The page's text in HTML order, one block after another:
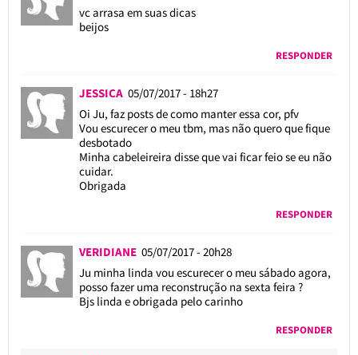
vc arrasa em suas dicas
beijos
RESPONDER
JESSICA 05/07/2017 - 18h27
Oi Ju, faz posts de como manter essa cor, pfv
Vou escurecer o meu tbm, mas não quero que fique
desbotado
Minha cabeleireira disse que vai ficar feio se eu não
cuidar.
Obrigada
RESPONDER
VERIDIANE 05/07/2017 - 20h28
Ju minha linda vou escurecer o meu sábado agora,
posso fazer uma reconstrução na sexta feira ?
Bjs linda e obrigada pelo carinho
RESPONDER